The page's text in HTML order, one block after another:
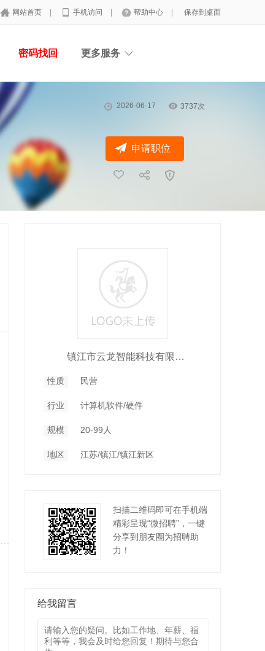
网站首页 手机访问 帮助中心 保存到桌面
密码找回 更多服务
2026-06-17 3737次
申请职位
镇江市云龙智能科技有限公司
性质 民营
行业 计算机软件/硬件
规模 20-99人
地区 江苏/镇江/镇江新区
扫描二维码即可在手机端
精彩呈现“微招聘”，一键
分享到朋友圈为招聘助
力！
给我留言